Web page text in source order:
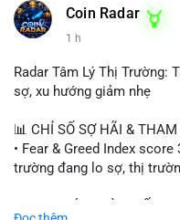
Liên hệ ngay để được tư
Coin Radar
1 h
Radar Tâm Lý Thị Trường:
sợ, xu hướng giảm nhẹ
📊 CHỈ SỐ SỢ HÃI &
• Fear & Greed Index
trường đang lo sợ, thị